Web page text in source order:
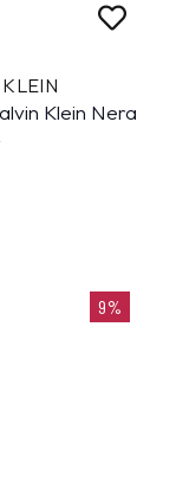
Klein Nera
9%